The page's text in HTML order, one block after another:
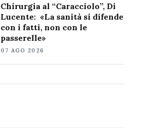
Chirurgia al “Caracciolo”, Di
Lucente: «La sanità si difende
con i fatti, non con le
passerelle»
07 AGO 2026